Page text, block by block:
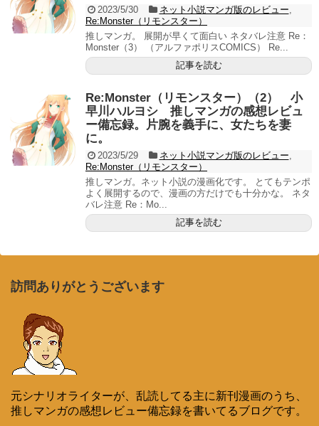
2023/5/30 ネット小説マンガ版のレビュー
Re:Monster（リモンスター）
推しマンガ。 展開が早くて面白い ネタバレ注意 Re：
Monster（3） （アルファポリスCOMICS） Re...
記事を読む
Re:Monster（リモンスター）（2） 小
早川ハルヨシ 推しマンガの感想レビュ
ー備忘録。片腕を義手に、女たちを妻
に。
2023/5/29 ネット小説マンガ版のレビュー
Re:Monster（リモンスター）
推しマンガ。ネット小説の漫画化です。 とてもテンポ
よく展開するので、漫画の方だけでも十分かな。 ネタ
バレ注意 Re：Mo...
記事を読む
訪問ありがとうございます
元シナリオライターが、乱読してる主に新刊漫画のうち、
推しマンガの感想レビュー備忘録を書いてるブログです。